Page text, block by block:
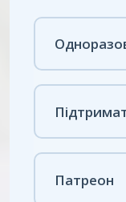
Патреон